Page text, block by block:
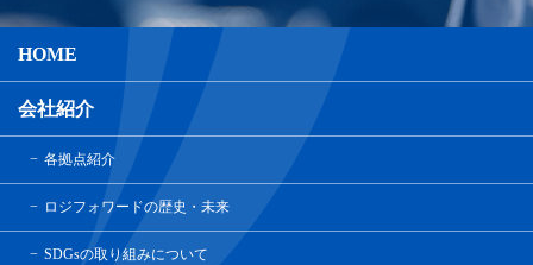
HOME
会社紹介
各拠点紹介
ロジフォワードの歴史・未来
SDGsの取り組みについて